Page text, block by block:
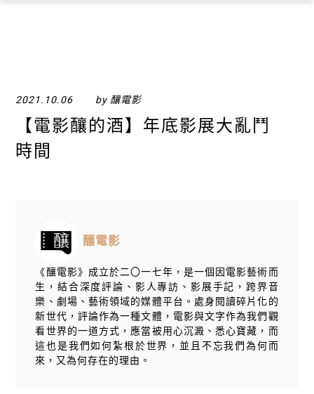
2021.10.06 by 釀電影
【電影釀的酒】年底影展大亂鬥
時間
釀電影
《釀電影》成立於二〇一七年，是一個因電影藝術而
生，結合深度評論、影人專訪、影展手記，跨界音
樂、劇場、藝術領域的媒體平台。處身閱讀碎片化的
新世代，評論作為一種文體，電影與文字作為我們觀
看世界的一道方式，應當被用心沉澱、悉心寶藏，而
這也是我們如何紮根於世界，並且不忘我們為何而
來，又為何存在的理由。